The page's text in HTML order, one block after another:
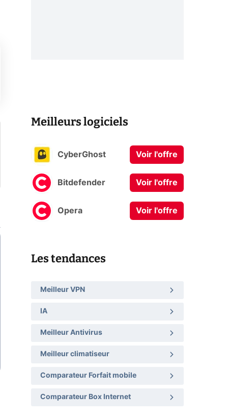
Meilleurs logiciels
CyberGhost Voir l'offre
Bitdefender Voir l'offre
Opera Voir l'offre
Les tendances
Meilleur VPN
IA
Meilleur Antivirus
Meilleur climatiseur
Comparateur Forfait mobile
Comparateur Box Internet